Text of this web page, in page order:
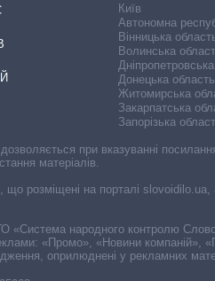
Київ
Автономна
Вінницька
Волинська
Донецька область
Житомирська
Закарпатська
Запорізька
при вказуванні
матеріалів.
що розміщені на порталі
«Система народного контролю
«Промо», «Новини компаній»,
оприлюднені у рекламних